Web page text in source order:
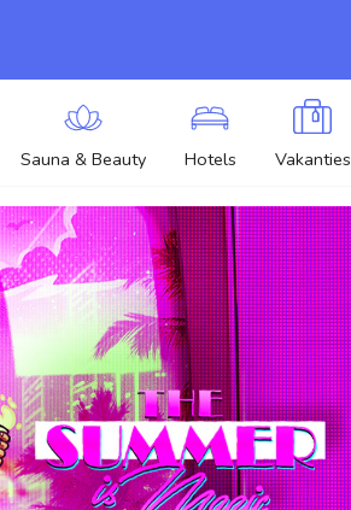
Sauna & Beauty Hotels Vakanties